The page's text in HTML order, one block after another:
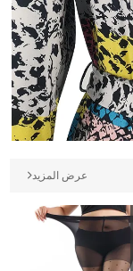
عرض المزيد